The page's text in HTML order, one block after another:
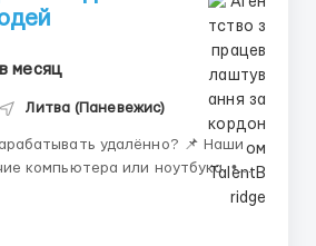
месяц
Литва (Паневежис)
удалённо? 📌 Наши
компьютера или ноутбука. •
• Ведение переписки. • Работа